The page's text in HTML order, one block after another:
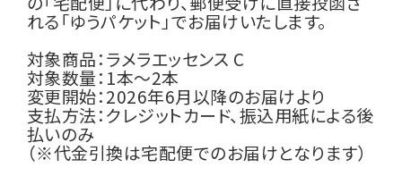
れる「ゆうパケット」でお届けいたします。
対象商品：ラメラエッセンス C
対象数量：1本〜2本
変更開始：2026年6月以降のお届けより
支払方法：クレジットカード、振込用紙による後
払いのみ
（※代金引換は宅配便でのお届けとなります）